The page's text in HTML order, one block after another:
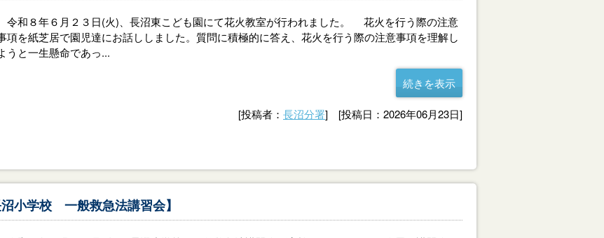
令和８年６月２３日(火)、長沼東こども園にて花火教室が行われました。 花火を行う際の注意
項を紙芝居で園児達にお話ししました。質問に積極的に答え、花火を行う際の注意事項を理解し
うと一生懸命であっ...
続きを表示
[投稿者： 長沼分署] [投稿日：2026年06月23日]
小学校 一般救急法講習会】